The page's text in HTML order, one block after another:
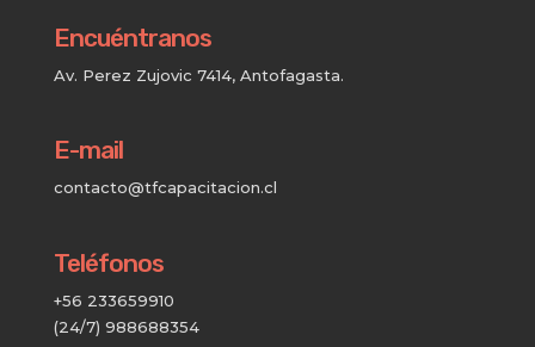
Encuéntranos
Av. Perez Zujovic 7414, Antofagasta.
E-mail
contacto@tfcapacitacion.cl
Teléfonos
+56 233659910
(24/7) 988688354